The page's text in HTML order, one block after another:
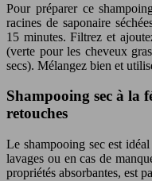
Pour préparer ce
racines de saponaire
15 minutes. Filtrez et
(verte pour les cheveux
secs). Mélangez bien et
Shampooing sec à la
retouches
Le shampooing sec est
lavages ou en cas de
propriétés absorbantes, est